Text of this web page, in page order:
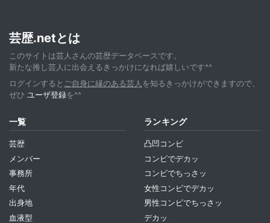
芸歴.netとは
このサイトは芸人さんの芸歴データベースです。
新たな推し芸人に出会えるきっかけになれば嬉しいです^^
ログインすると ご自身に縁のある芸人 を知るきっかけができますので、
ぜひ ユーザ登録を^^
一覧
芸歴
メンバー
事務所
年代
出身地
血液型
ランキング
凸凹コンビ
コンビでデカッ
コンビでちっさッ
女性コンビでデカッ
男性コンビでちっさッ
デカッ